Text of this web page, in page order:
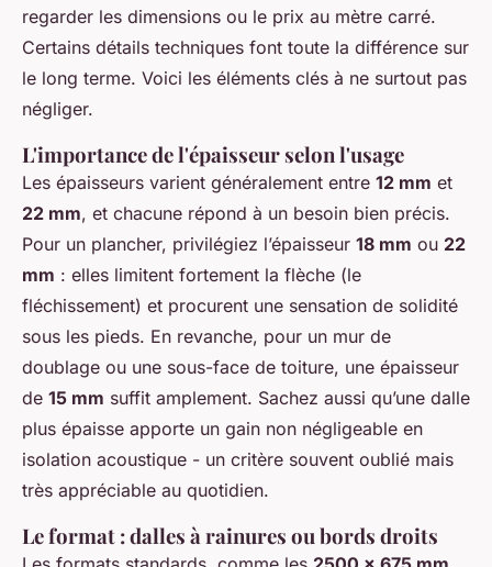
regarder les dimensions ou le prix au mètre carré.
Certains détails techniques font toute la différence sur
le long terme. Voici les éléments clés à ne surtout pas
négliger.
L'importance de l'épaisseur selon l'usage
Les épaisseurs varient généralement entre 12 mm et
22 mm, et chacune répond à un besoin bien précis.
Pour un plancher, privilégiez l’épaisseur 18 mm ou 22
mm : elles limitent fortement la flèche (le
fléchissement) et procurent une sensation de solidité
sous les pieds. En revanche, pour un mur de
doublage ou une sous-face de toiture, une épaisseur
de 15 mm suffit amplement. Sachez aussi qu’une dalle
plus épaisse apporte un gain non négligeable en
isolation acoustique - un critère souvent oublié mais
très appréciable au quotidien.
Le format : dalles à rainures ou bords droits